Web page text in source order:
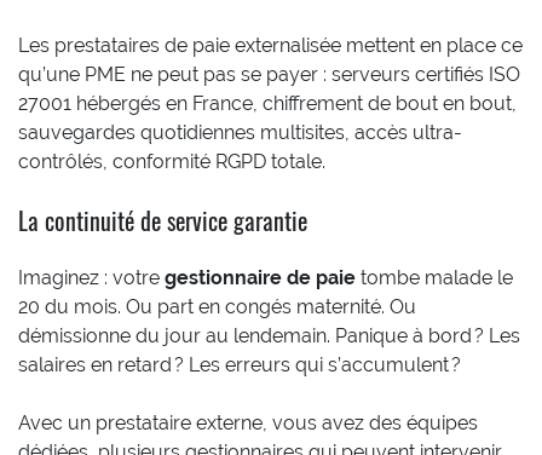
Les prestataires de paie externalisée mettent en place ce
qu’une PME ne peut pas se payer : serveurs certifiés ISO
27001 hébergés en France, chiffrement de bout en bout,
sauvegardes quotidiennes multisites, accès ultra-
contrôlés, conformité RGPD totale.
La continuité de service garantie
Imaginez : votre gestionnaire de paie tombe malade le
20 du mois. Ou part en congés maternité. Ou
démissionne du jour au lendemain. Panique à bord ? Les
salaires en retard ? Les erreurs qui s’accumulent ?
Avec un prestataire externe, vous avez des équipes